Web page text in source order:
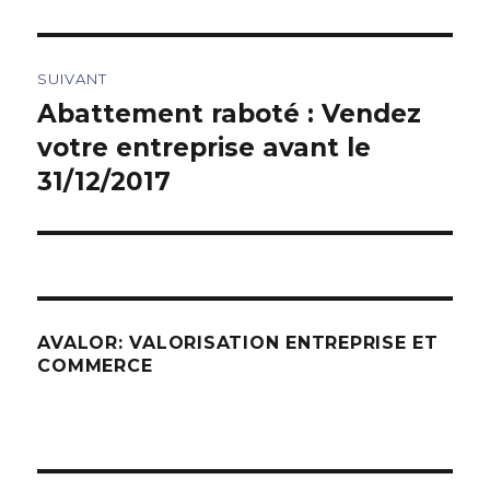
SUIVANT
Article
suivant :
Abattement raboté : Vendez
votre entreprise avant le
31/12/2017
AVALOR: VALORISATION ENTREPRISE ET
COMMERCE